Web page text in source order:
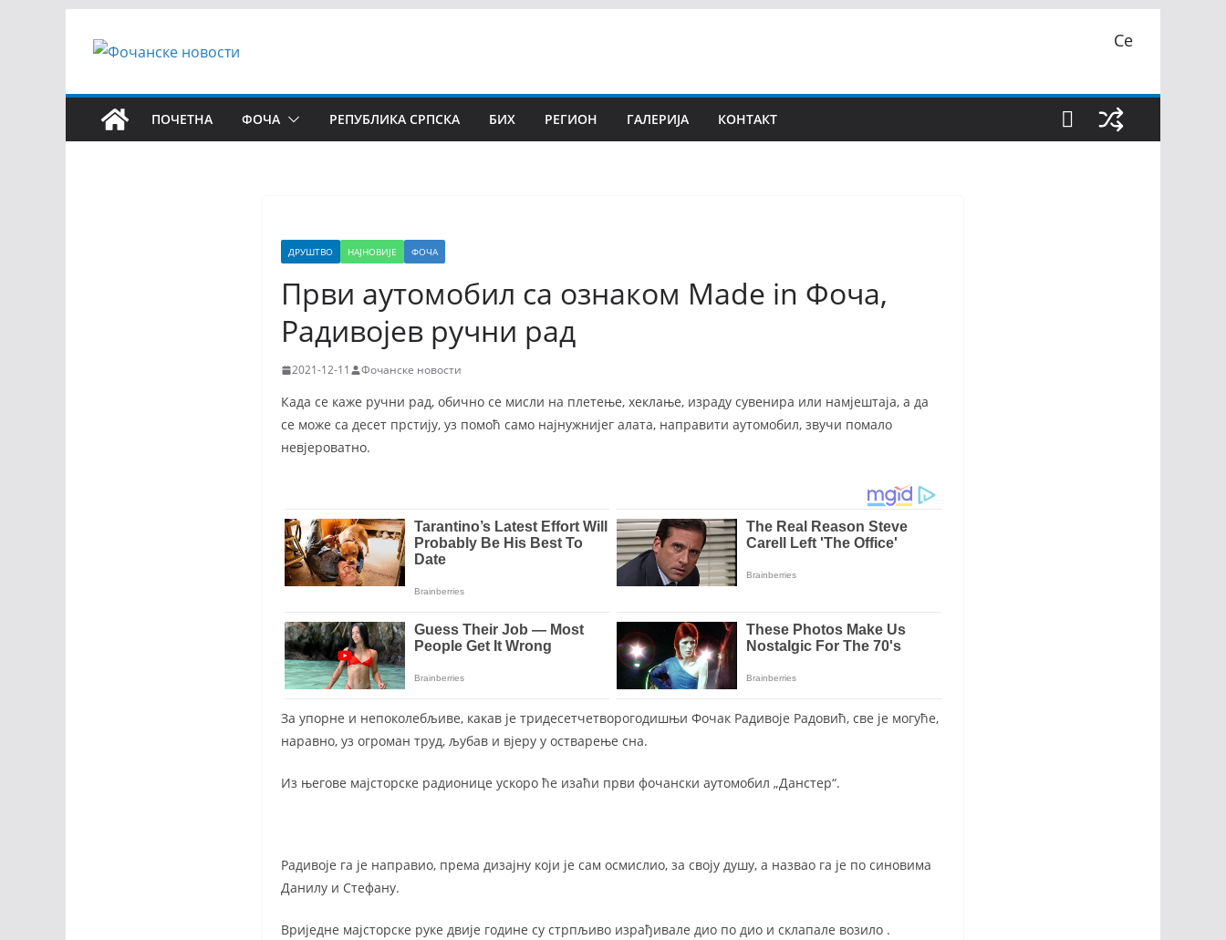
Се
ПОЧЕТНА ФОЧА РЕПУБЛИКА СРПСКА БИХ РЕГИОН ГАЛЕРИЈА КОНТАКТ
ДРУШТВО НАЈНОВИЈЕ ФОЧА
Први аутомобил са ознаком Мade in Фоча,
Радивојев ручни рад
2021-12-11 Фочанске новости
Када се каже ручни рад, обично се мисли на плетење, хеклање, израду сувенира или намјештаја, а да
се може са десет прстију, уз помоћ само најнужнијег алата, направити аутомобил, звучи помало
невјероватно.
За упорне и непоколебљивe, какав је тридесетчетворогодишњи Фочак Радивоје Радовић, све је могуће,
наравно, уз огроман труд, љубав и вјеру у остварење сна.
Из његове мајсторске радионице ускоро ће изаћи први фочански аутомобил „Данстер“.
Радивоје га је направио, према дизајну који је сам осмислио, за своју душу, а назвао га је по синовима
Данилу и Стефану.
Вриједне мајсторске руке двије године су стрпљиво израђивале дио по дио и склапале возило .